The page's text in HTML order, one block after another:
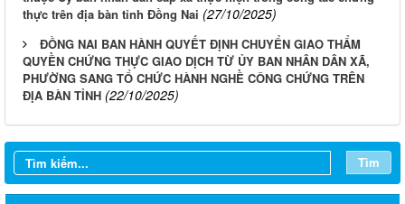
thực trên địa bàn tỉnh Đồng Nai (27/10/2025)
ĐỒNG NAI BAN HÀNH QUYẾT ĐỊNH CHUYỂN GIAO THẨM
QUYỀN CHỨNG THỰC GIAO DỊCH TỪ ỦY BAN NHÂN DÂN XÃ,
PHƯỜNG SANG TỔ CHỨC HÀNH NGHỀ CÔNG CHỨNG TRÊN
ĐỊA BÀN TỈNH (22/10/2025)
Tìm